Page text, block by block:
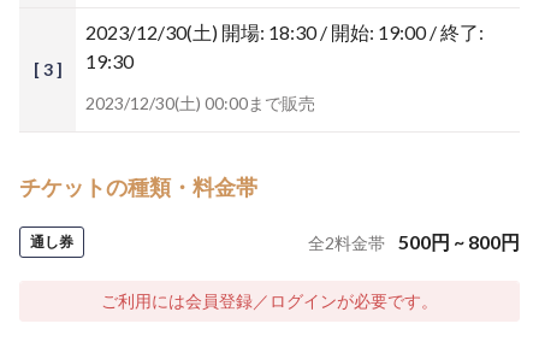
[ 3 ]
2023/12/30(土) 開場: 18:30 / 開始: 19:00 / 終了:
19:30
2023/12/30(土) 00:00まで販売
チケットの種類・料金帯
通し券 全2料金帯 500円 ~ 800円
ご利用には会員登録／ログインが必要です。